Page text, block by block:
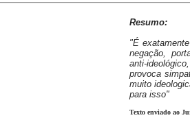
Resumo:
"É
negação,
anti-
provoca
muito
para isso"
Texto enviado ao